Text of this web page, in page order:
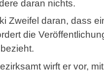
daran nichts.
Zweifel daran, dass
die
wirft er vor,